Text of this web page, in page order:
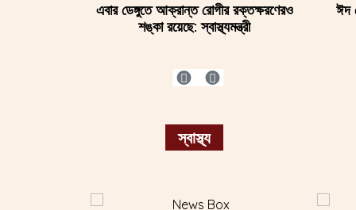
এবার ডেঙ্গুতে আক্রান্ত রোগীর রক্তক্ষরণেরও
শঙ্কা রয়েছে: স্বাস্থ্যমন্ত্রী
হাম
স্বাস্থ্য
ফ্রিজে মাংস সংরক্ষণ করবেন যেভাবে ঈদ
এ